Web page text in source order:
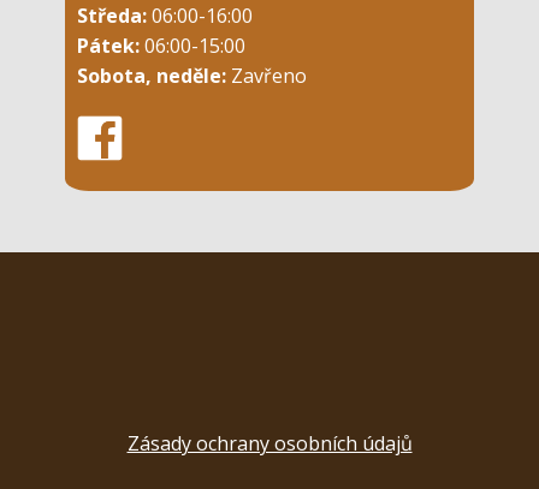
Středa:06:00-16:00
Pátek:06:00-15:00
Sobota, neděle: Zavřeno
Zásady ochrany osobních údajů